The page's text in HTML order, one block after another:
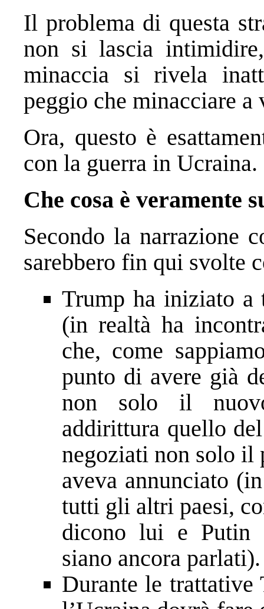
Il problema di questa
non si lascia
minaccia si rivela
peggio che minacciare a
Ora, questo è
con la guerra in Ucraina.
Che cosa è veramente
Secondo la narrazione
sarebbero fin qui svolte
Trump ha iniziato a
(in realtà ha
che, come
punto di avere già
non solo il
addirittura quello
negoziati non solo il
aveva annunciato
tutti gli altri paesi,
dicono lui e Putin
siano ancora parlati).
Durante le trattative